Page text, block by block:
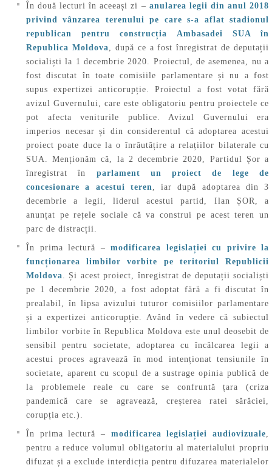
În două lecturi în aceeași zi – anularea legii din anul 2018
privind vânzarea terenului pe care s-a aflat stadionul
republican pentru construcția Ambasadei SUA în
Republica Moldova , după ce a fost înregistrat de deputații
socialiști la 1 decembrie 2020. Proiectul, de asemenea, nu a
fost discutat în toate comisiile parlamentare și nu a fost
supus expertizei anticorupție. Proiectul a fost votat fără
avizul Guvernului, care este obligatoriu pentru proiectele ce
pot afecta veniturile publice. Avizul Guvernului era
imperios necesar și din considerentul că adoptarea acestui
proiect poate duce la o înrăutățire a relațiilor bilaterale cu
SUA. Menționăm că, la 2 decembrie 2020, Partidul Șor a
înregistrat în parlament un proiect de lege de
concesionare a acestui teren
, iar după adoptarea din 3
decembrie a legii, liderul acestui partid, Ilan ȘOR, a
anunțat pe rețele sociale că va construi pe acest teren un
parc de distracții.
În prima lectură – modificarea legislației cu privire la
funcționarea limbilor vorbite pe teritoriul Republicii
Moldova . Și acest proiect, înregistrat de deputații socialiști
pe 1 decembrie 2020, a fost adoptat fără a fi discutat în
prealabil, în lipsa avizului tuturor comisiilor parlamentare
și a expertizei anticorupție. Având în vedere că subiectul
limbilor vorbite în Republica Moldova este unul deosebit de
sensibil pentru societate, adoptarea cu încălcarea legii a
acestui proces agravează în mod intenționat tensiunile în
societate, aparent cu scopul de a sustrage opinia publică de
la problemele reale cu care se confruntă țara (criza
pandemică care se agravează, creșterea ratei sărăciei,
corupția etc.).
În prima lectură – modificarea legislației audiovizuale
pentru a reduce volumul obligatoriu al materialului propriu
difuzat și a exclude interdicția pentru difuzarea materialelor